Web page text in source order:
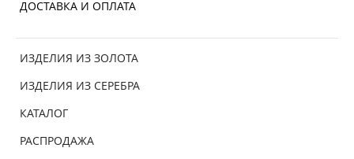
ДОСТАВКА И ОПЛАТА
ИЗДЕЛИЯ ИЗ ЗОЛОТА
ИЗДЕЛИЯ ИЗ СЕРЕБРА
КАТАЛОГ
РАСПРОДАЖА